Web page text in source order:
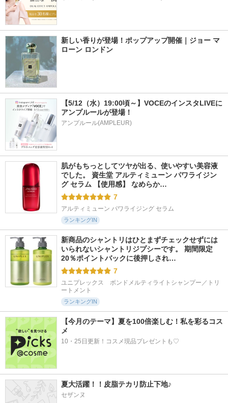
新しい香りが登場！ポップアップ開催｜ジョー マ
ローン ロンドン
【5/12（水）19:00頃～】VOCEのインスタLIVEに
アンプルールが登場！
アンプルール(AMPLEUR)
肌がもちっとしてツヤが出る、使いやすい美容液
でした。 資生堂 アルティミューン パワライジン
グ セラム 【使用感】 なめらか…
7
アルティミューン パワライジング セラム
ランキングIN
新商品のシャントリはひとまずチェックせずには
いられないシャントリジプシーです。 期間限定
20％ポイントバックに後押しされ…
7
ユニプレックス　ボンドメルティライトシャンプー／トリ
ートメント
ランキングIN
【今月のテーマ】夏を100倍楽しむ！私を彩るコス
メ
10・25日更新！コスメ現品プレゼントも♡
夏大活躍！！皮脂テカリ防止下地♪
セザンヌ